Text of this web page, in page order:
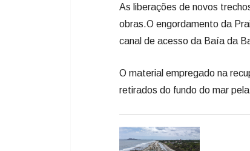
As liberações de novos
obras.O engordamento da
canal de acesso da Baía da
O material empregado na
retirados do fundo do mar